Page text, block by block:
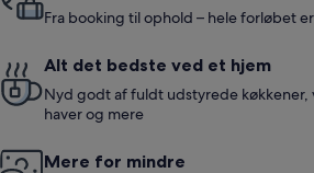
Fra booking til ophold – hele forløbet
Alt det bedste ved et hjem
Nyd godt af fuldt udstyrede køkkener,
haver og mere
Mere for mindre